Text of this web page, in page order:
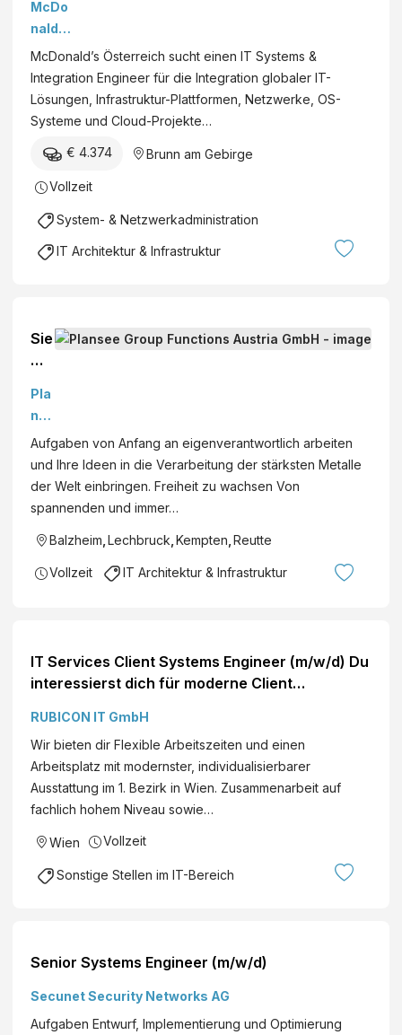
Integr
ation
Engin
eer
(m/w/
d) –
Vollze
it, ab
sofort
McDo
nald's
Werbe
gesell
schaft
mbH
McDonald’s Österreich sucht einen IT Systems &
Integration Engineer für die Integration globaler IT-
Lösungen, Infrastruktur-Plattformen, Netzwerke, OS-
Systeme und Cloud-Projekte…
€ 4.374 Brunn am Gebirge
Vollzeit
System- & Netzwerkadministration
IT Architektur & Infrastruktur
Sie
me
NX
CA
M
Pro
ce
ss
&
ste
eer
(f/
d)
Pla
nse
e
Gro
up
ons
Au
Aufgaben von Anfang an eigenverantwortlich arbeiten
und Ihre Ideen in die Verarbeitung der stärksten Metalle
der Welt einbringen. Freiheit zu wachsen Von
spannenden und immer…
Balzheim Lechbruck Kempten Reutte
Vollzeit IT Architektur & Infrastruktur
IT Services Client Systems Engineer (m/w/d) Du
interessierst dich für moderne Client
Technologien? Vielleicht hast du sog...
RUBICON IT GmbH
Wir bieten dir Flexible Arbeitszeiten und einen
Arbeitsplatz mit modernster, individualisierbarer
Ausstattung im 1. Bezirk in Wien. Zusammenarbeit auf
fachlich hohem Niveau sowie…
Wien Vollzeit
Sonstige Stellen im IT-Bereich
Senior Systems Engineer (m/w/d)
Secunet Security Networks AG
Aufgaben Entwurf, Implementierung und Optimierung